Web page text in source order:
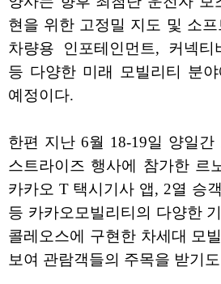
현을 위한 고정밀 지도 및 소
차량용 인포테인먼트, 커넥
등 다양한 미래 모빌리티 분
예정이다.
한편 지난 6월 18-19일 양일
스트라이즈 행사에 참가한 르
카카오 T 택시기사 앱, 2열 승
등 카카오모빌리티의 다양한
콜레오스에 구현한 차세대 모
보여 관람객들의 주목을 받기